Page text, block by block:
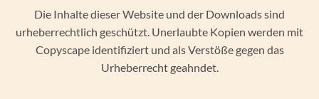
Die Inhalte dieser Website und der Downloads sind
urheberrechtlich geschützt. Unerlaubte Kopien werden mit
Copyscape identifiziert und als Verstöße gegen das
Urheberrecht geahndet.